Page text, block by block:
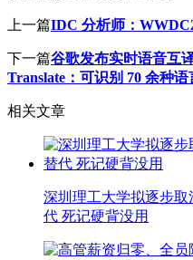
上一篇IDC 分析师：
下一篇谷歌发布实时语音互
Translate：可识别 70 余种
相关文章
深圳理工大学拟逐步
代 死记硬背没用